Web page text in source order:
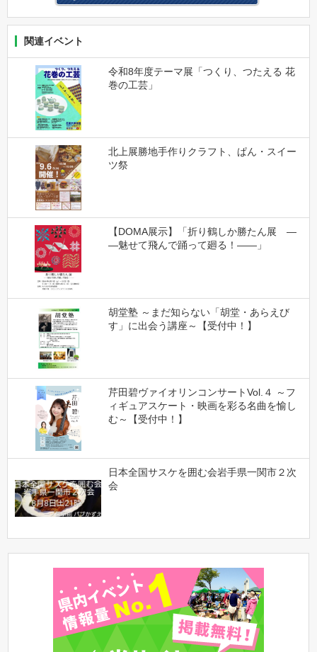
関連イベント
令和8年度テーマ展「つくり、つたえる 花
巻の工芸」
北上展勝地手作りクラフト、ぱん・スイー
ツ祭
【DOMA展示】「折り鶴しか勝たん展 ―
―魅せて飛んで踊って廻る！――」
胡堂塾 ～まだ知らない「胡堂・あらえび
す」に出会う講座～【受付中！】
芹田碧ヴァイオリンコンサートVol.４ ～フ
ィギュアスケート・映画を彩る名曲を愉し
む～【受付中！】
日本全国サスケを囲む会岩手県一関市２次
会